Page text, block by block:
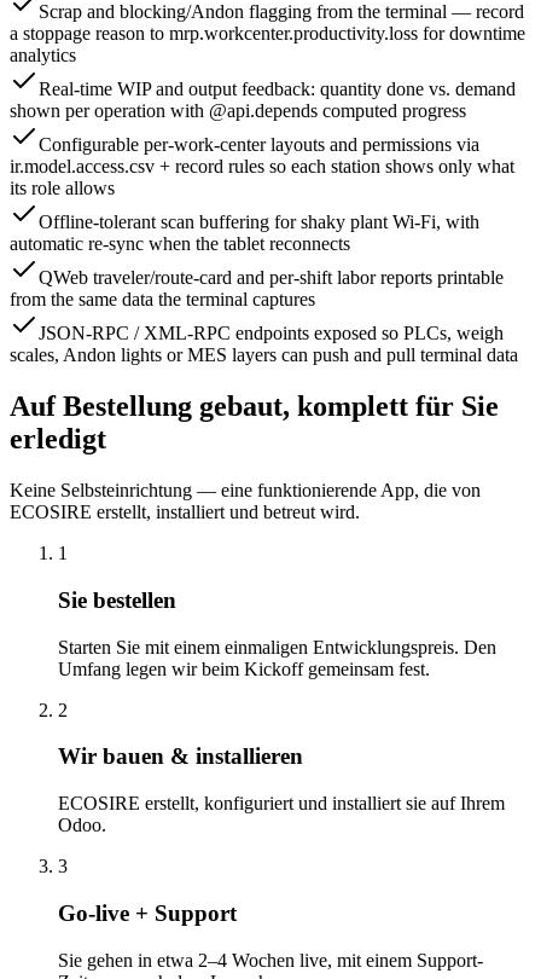
Scrap and blocking/Andon flagging from the terminal — record
a stoppage reason to mrp.workcenter.productivity.loss for downtime
analytics
Real-time WIP and output feedback: quantity done vs. demand
shown per operation with @api.depends computed progress
Configurable per-work-center layouts and permissions via
ir.model.access.csv + record rules so each station shows only what
its role allows
Offline-tolerant scan buffering for shaky plant Wi-Fi, with
automatic re-sync when the tablet reconnects
QWeb traveler/route-card and per-shift labor reports printable
from the same data the terminal captures
JSON-RPC / XML-RPC endpoints exposed so PLCs, weigh
scales, Andon lights or MES layers can push and pull terminal data
Auf Bestellung gebaut, komplett für Sie
erledigt
Keine Selbsteinrichtung — eine funktionierende App, die von
ECOSIRE erstellt, installiert und betreut wird.
1
Sie bestellen
Starten Sie mit einem einmaligen Entwicklungspreis. Den
Umfang legen wir beim Kickoff gemeinsam fest.
2
Wir bauen & installieren
ECOSIRE erstellt, konfiguriert und installiert sie auf Ihrem
Odoo.
3
Go-live + Support
Sie gehen in etwa 2–4 Wochen live, mit einem Support-